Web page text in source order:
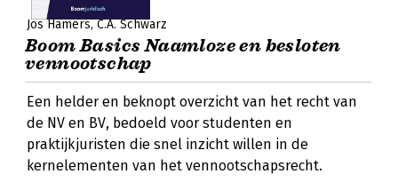
Jos Hamers C.A. Schwarz
Boom Basics Naamloze en besloten
vennootschap
Een helder en beknopt overzicht van het recht van
de NV en BV, bedoeld voor studenten en
praktijkjuristen die snel inzicht willen in de
kernelementen van het vennootschapsrecht.